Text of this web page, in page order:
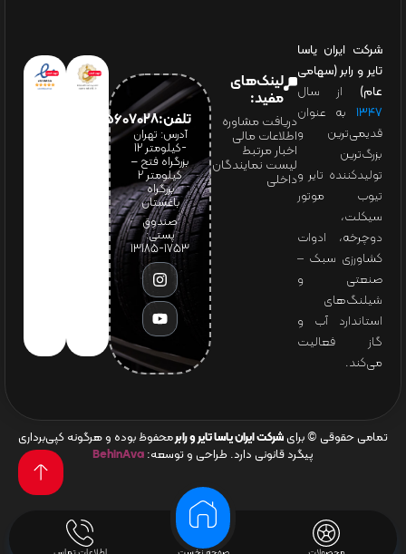
شرکت ایران یاسا
تایر و رابر (سهامی
عام) از سال
۱۳۴۷ به عنوان
قدیمی‌ترین و
بزرگ‌ترین
تولیدکننده تایر و
تیوب موتور
سیکلت،
دوچرخه، ادوات
کشاورزی سبک –
صنعتی و
شیلنگ‌های
استاندارد آب و
گاز فعالیت
می‌کند.
لینک‌های
مفید:
دریافت مشاوره
اطلاعات مالی
اخبار مرتبط
لیست نمایندگان
داخلی
تلفن:65607028(021)
آدرس: تهران
-کیلومتر 12
بزرگراه فتح –
کیلومتر ۲
بزرگراه
باغستان
صندوق
پستی:
1753-13185
تمامی حقوقی © برای شرکت ایران یاسا تایر و رابرمحفوظ بوده و هرگونه کپی‌برداری
پیگرد قانونی دارد. طراحی و توسعه: BehinAva